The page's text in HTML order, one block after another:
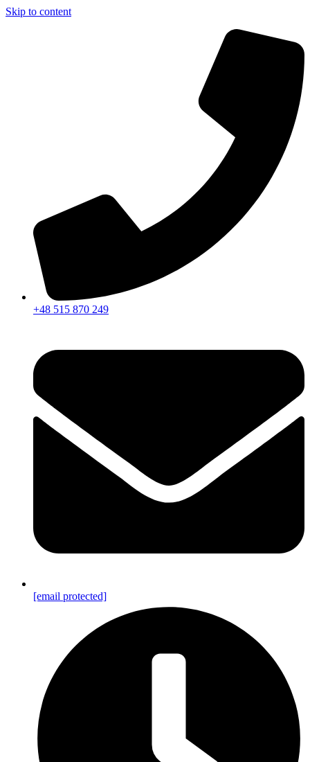
Skip to content
+48 515 870 249
[email protected]